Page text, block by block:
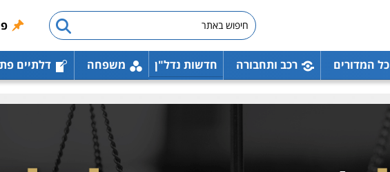
כל המדורים רכב ותחבורה חדשות נדל"ן משפחה דלתיים